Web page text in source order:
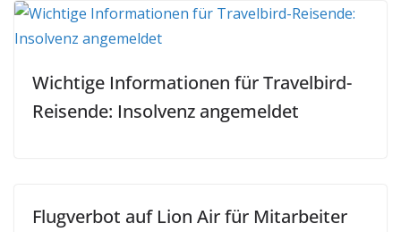
Wichtige Informationen für Travelbird-
Reisende: Insolvenz angemeldet
Flugverbot auf Lion Air für Mitarbeiter